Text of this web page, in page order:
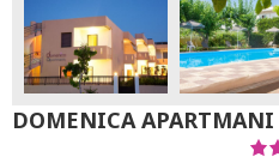
DOMENICA APARTMANI